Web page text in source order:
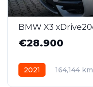
€28.900
2021 164,144 km